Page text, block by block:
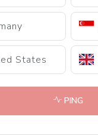
States
PING